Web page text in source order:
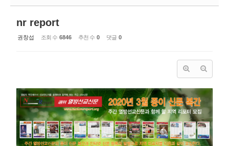
nr report
권창섭 조회 수 6846 추천 수 0 댓글 0